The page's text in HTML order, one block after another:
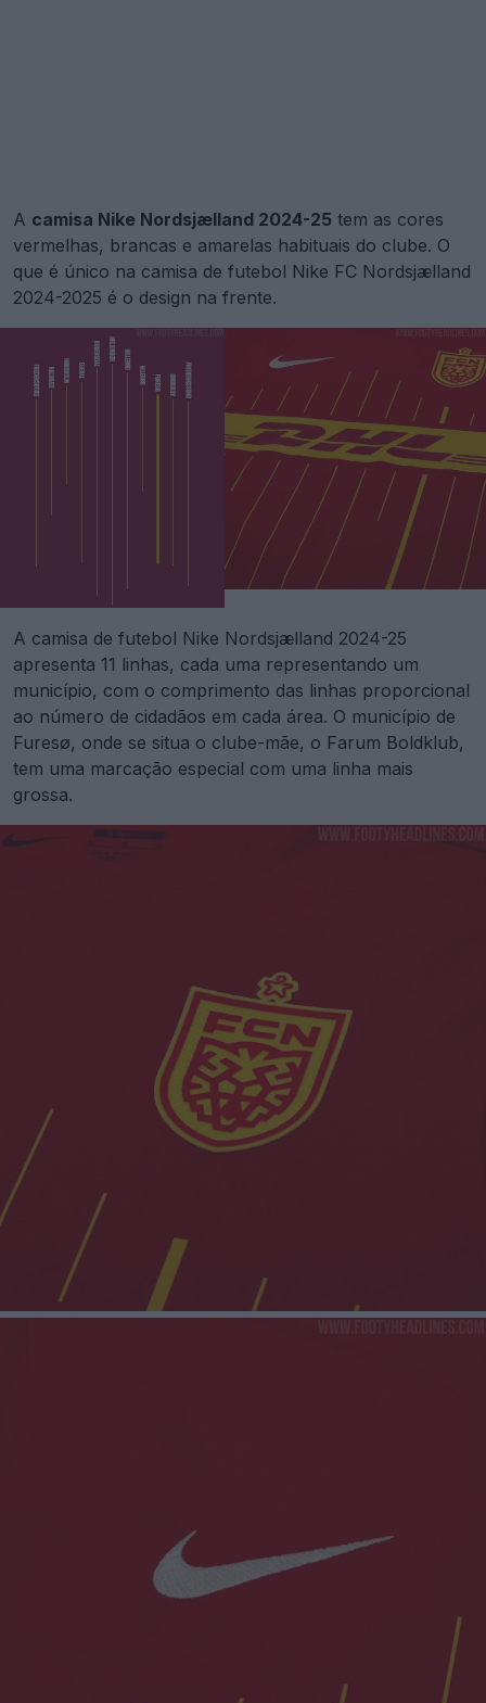
A camisa Nike Nordsjælland 2024-25 tem as cores
vermelhas, brancas e amarelas habituais do clube. O
que é único na camisa de futebol Nike FC Nordsjælland
2024-2025 é o design na frente.
A camisa de futebol Nike Nordsjælland 2024-25
apresenta 11 linhas, cada uma representando um
município, com o comprimento das linhas proporcional
ao número de cidadãos em cada área. O município de
Furesø, onde se situa o clube-mãe, o Farum Boldklub,
tem uma marcação especial com uma linha mais
grossa.